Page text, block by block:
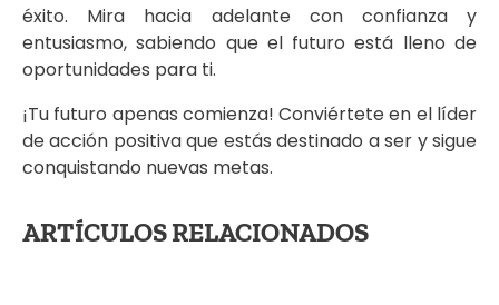
éxito. Mira hacia adelante con confianza y
entusiasmo, sabiendo que el futuro está lleno de
oportunidades para ti.
¡Tu futuro apenas comienza! Conviértete en el líder
de acción positiva que estás destinado a ser y sigue
conquistando nuevas metas.
ARTÍCULOS RELACIONADOS